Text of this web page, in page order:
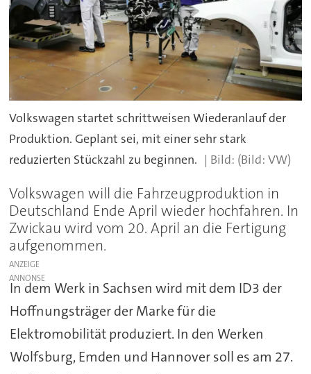
Volkswagen startet schrittweisen Wiederanlauf der
Produktion. Geplant sei, mit einer sehr stark
reduzierten Stückzahl zu beginnen.
(Bild: VW)
Volkswagen will die Fahrzeugproduktion in
Deutschland Ende April wieder hochfahren. In
Zwickau wird vom 20. April an die Fertigung
aufgenommen.
ANZEIGE
In dem Werk in Sachsen wird mit dem ID3 der
Hoffnungsträger der Marke für die
Elektromobilität produziert. In den Werken
Wolfsburg, Emden und Hannover soll es am 27.